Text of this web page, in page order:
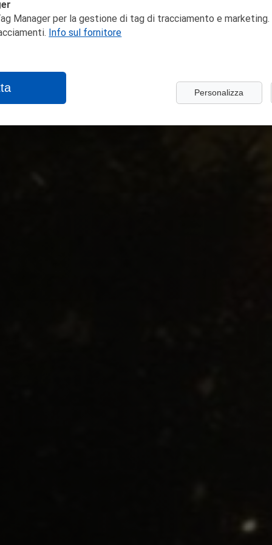
Manager per la gestione di tag di tracciamento e
Info sul fornitore
Personalizza